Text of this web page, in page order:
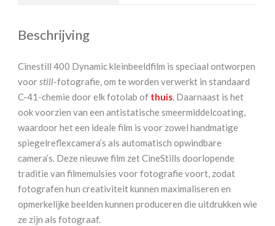
Beschrijving
Cinestill 400 Dynamic kleinbeeldfilm is speciaal ontworpen
voorstill-fotografie, om te worden verwerkt in standaard
C-41-chemie door elk fotolab of thuis. Daarnaast is het
ook voorzien van een antistatische smeermiddelcoating,
waardoor het een ideale film is voor zowel handmatige
spiegelreflexcamera’s als automatisch opwindbare
camera’s. Deze nieuwe film zet CineStills doorlopende
traditie van filmemulsies voor fotografie voort, zodat
fotografen hun creativiteit kunnen maximaliseren en
opmerkelijke beelden kunnen produceren die uitdrukken wie
ze zijn als fotograaf.